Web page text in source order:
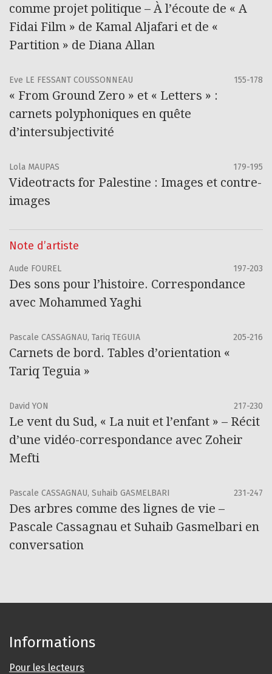
comme projet politique – À l’écoute de « A
Fidai Film » de Kamal Aljafari et de «
Partition » de Diana Allan
Eve LE FESSANT COUSSONNEAU 155-178
« From Ground Zero » et « Letters » :
carnets polyphoniques en quête
d’intersubjectivité
Lola MAUPAS 179-195
Videotracts for Palestine : Images et contre-
images
Note d’artiste
Aude FOUREL 197-203
Des sons pour l’histoire. Correspondance
avec Mohammed Yaghi
Pascale CASSAGNAU, Tariq TEGUIA 205-216
Carnets de bord. Tables d’orientation «
Tariq Teguia »
David YON 217-230
Le vent du Sud, « La nuit et l’enfant » – Récit
d’une vidéo-correspondance avec Zoheir
Mefti
Pascale CASSAGNAU, Suhaib GASMELBARI 231-247
Des arbres comme des lignes de vie –
Pascale Cassagnau et Suhaib Gasmelbari en
conversation
Informations
Pour les lecteurs